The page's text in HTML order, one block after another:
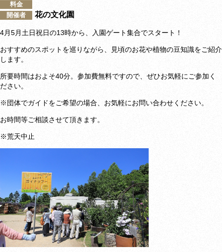
料金
開催者
花の文化園
4月5月土日祝日の13時から、入園ゲート集合でスタート！
おすすめのスポットを巡りながら、見頃のお花や植物の豆知識をご紹介
します。
所要時間はおよそ40分。参加費無料ですので、ぜひお気軽にご参加く
ださい。
※団体でガイドをご希望の場合、お気軽にお問い合わせください。
お時間等ご相談させて頂きます。
※荒天中止